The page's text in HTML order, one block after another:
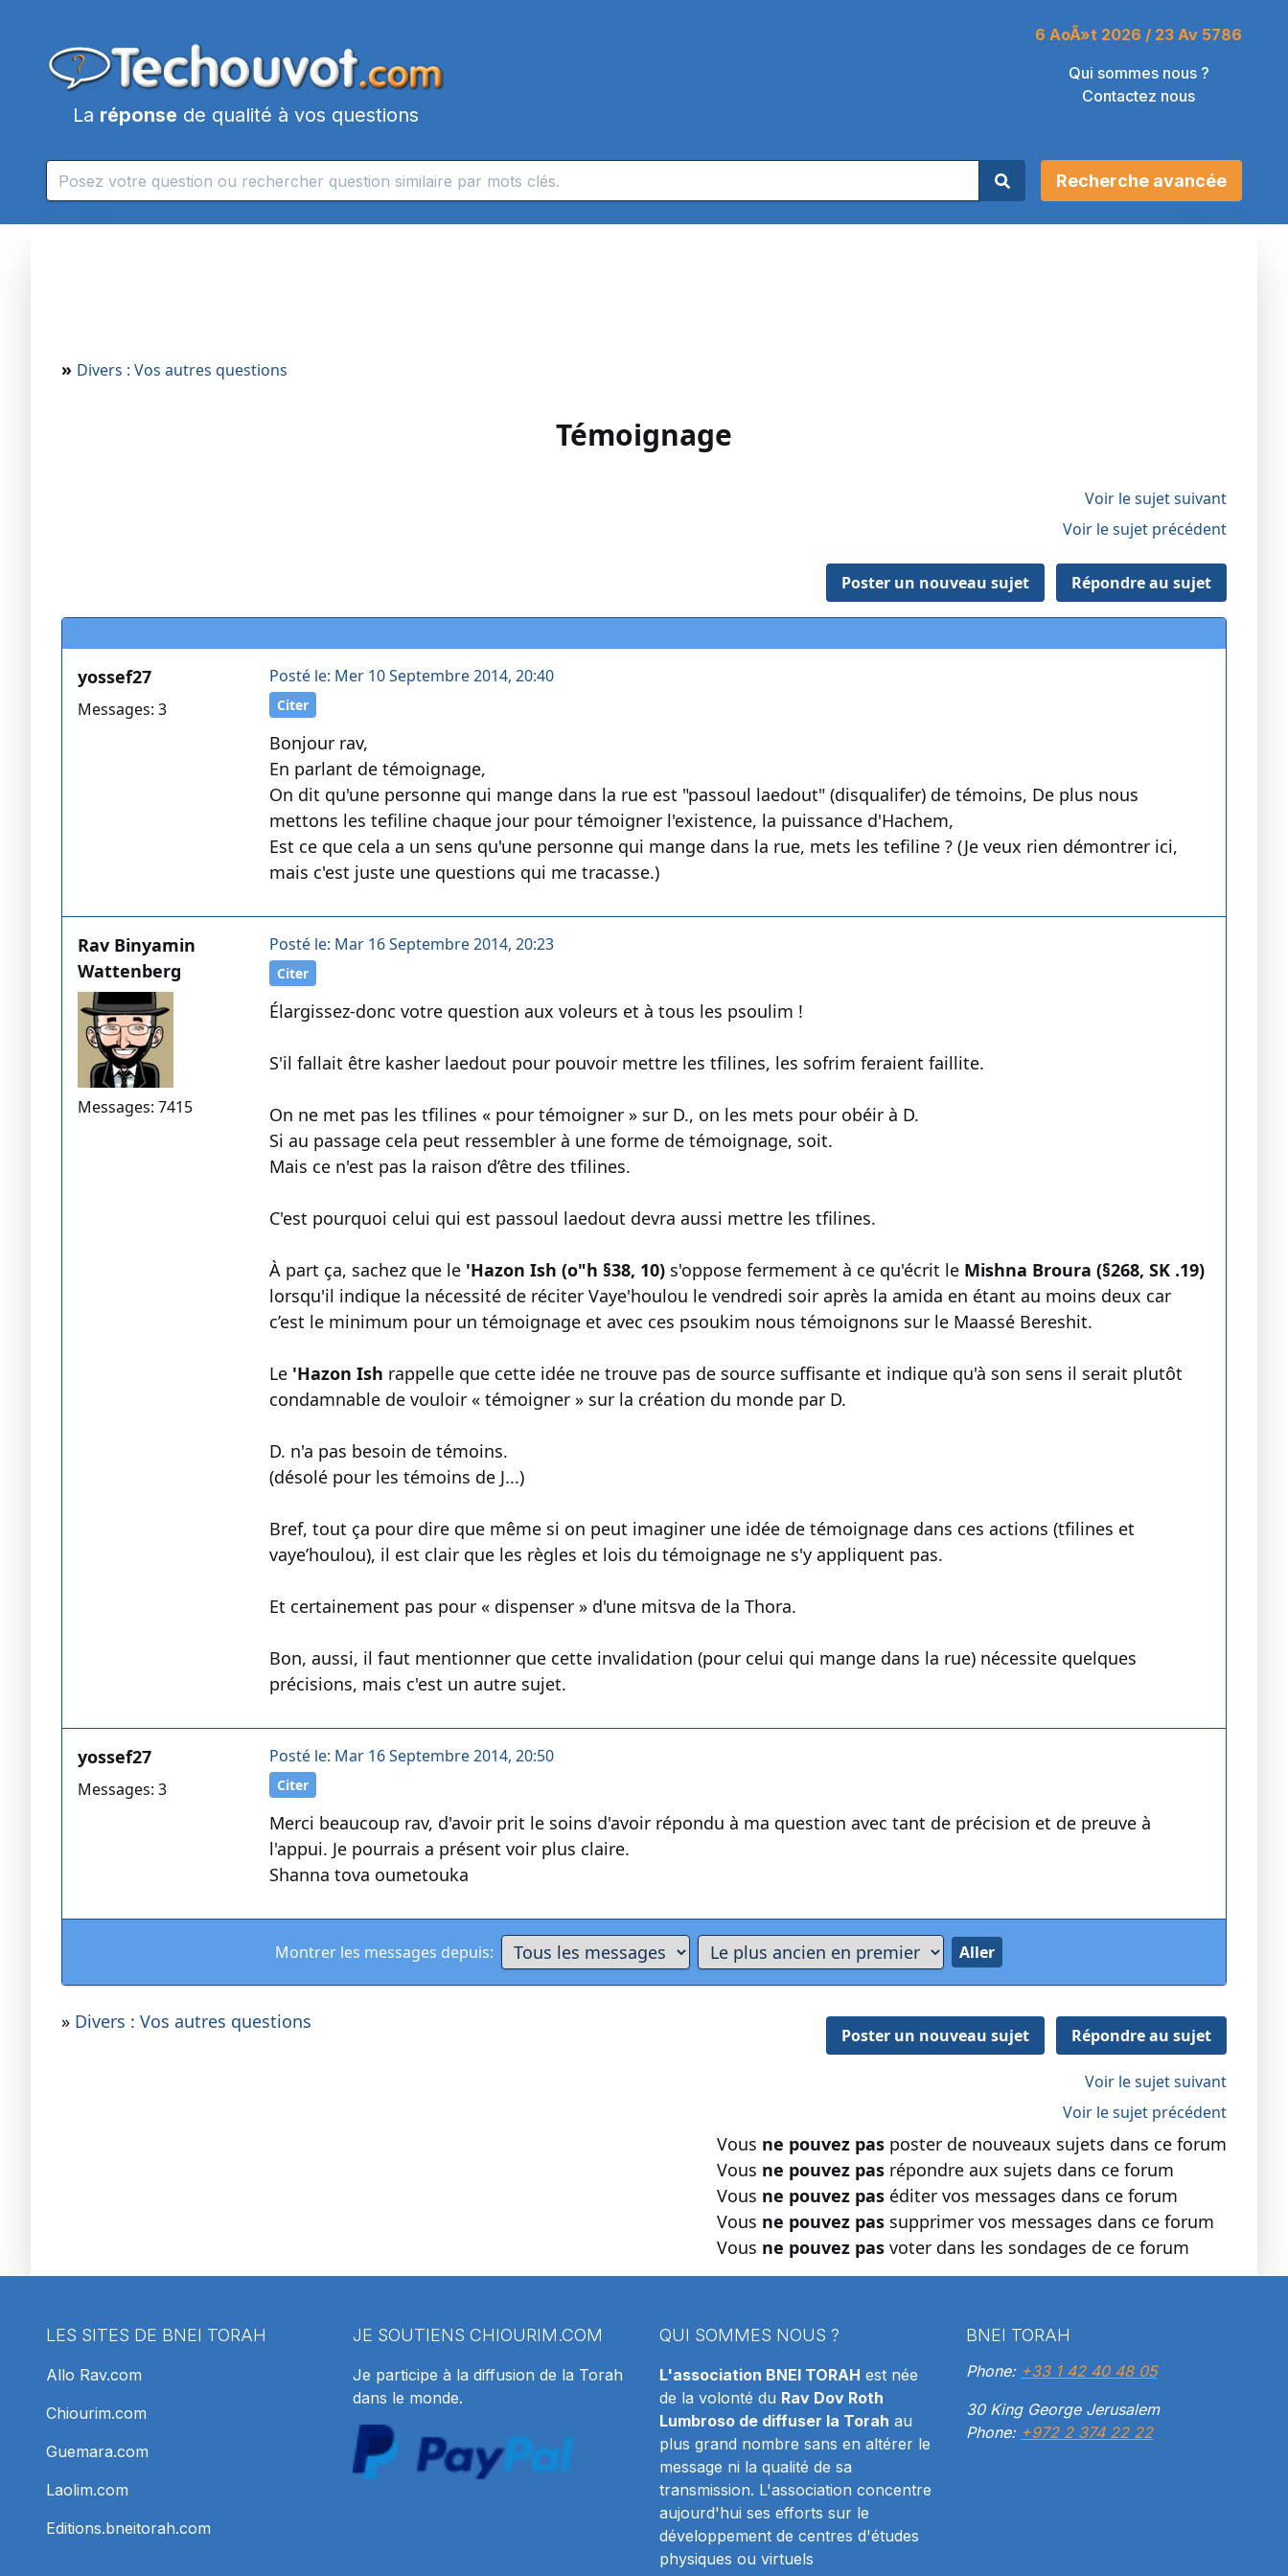
La réponse de qualité à vos questions
6 AoÃ»t 2026 / 23 Av 5786
Qui sommes nous ?
Contactez nous
Recherche avancée
» Divers : Vos autres questions
Témoignage
Voir le sujet suivant
Voir le sujet précédent
Poster un nouveau sujet Répondre au sujet
yossef27
Messages: 3
Posté le: Mer 10 Septembre 2014, 20:40
Citer
Bonjour rav,
En parlant de témoignage,
On dit qu'une personne qui mange dans la rue est "passoul laedout" (disqualifer) de témoins, De plus nous
mettons les tefiline chaque jour pour témoigner l'existence, la puissance d'Hachem,
Est ce que cela a un sens qu'une personne qui mange dans la rue, mets les tefiline ? (Je veux rien démontrer ici,
mais c'est juste une questions qui me tracasse.)
Rav Binyamin
Wattenberg
Messages: 7415
Posté le: Mar 16 Septembre 2014, 20:23
Citer
Élargissez-donc votre question aux voleurs et à tous les psoulim !
S'il fallait être kasher laedout pour pouvoir mettre les tfilines, les sofrim feraient faillite.
On ne met pas les tfilines « pour témoigner » sur D., on les mets pour obéir à D.
Si au passage cela peut ressembler à une forme de témoignage, soit.
Mais ce n'est pas la raison d’être des tfilines.
C'est pourquoi celui qui est passoul laedout devra aussi mettre les tfilines.
À part ça, sachez que le 'Hazon Ish (o"h §38, 10) s'oppose fermement à ce qu'écrit le Mishna Broura (§268, SK .19)
lorsqu'il indique la nécessité de réciter Vaye'houlou le vendredi soir après la amida en étant au moins deux car
c’est le minimum pour un témoignage et avec ces psoukim nous témoignons sur le Maassé Bereshit.
Le 'Hazon Ish rappelle que cette idée ne trouve pas de source suffisante et indique qu'à son sens il serait plutôt
condamnable de vouloir « témoigner » sur la création du monde par D.
D. n'a pas besoin de témoins.
(désolé pour les témoins de J...)
Bref, tout ça pour dire que même si on peut imaginer une idée de témoignage dans ces actions (tfilines et
vaye’houlou), il est clair que les règles et lois du témoignage ne s'y appliquent pas.
Et certainement pas pour « dispenser » d'une mitsva de la Thora.
Bon, aussi, il faut mentionner que cette invalidation (pour celui qui mange dans la rue) nécessite quelques
précisions, mais c'est un autre sujet.
yossef27
Messages: 3
Posté le: Mar 16 Septembre 2014, 20:50
Citer
Merci beaucoup rav, d'avoir prit le soins d'avoir répondu à ma question avec tant de précision et de preuve à
l'appui. Je pourrais a présent voir plus claire.
Shanna tova oumetouka
Montrer les messages depuis:
» Divers : Vos autres questions
Poster un nouveau sujet Répondre au sujet
Voir le sujet suivant
Voir le sujet précédent
Vous ne pouvez pas poster de nouveaux sujets dans ce forum
Vous ne pouvez pas répondre aux sujets dans ce forum
Vous ne pouvez pas éditer vos messages dans ce forum
Vous ne pouvez pas supprimer vos messages dans ce forum
Vous ne pouvez pas voter dans les sondages de ce forum
LES SITES DE BNEI TORAH
Allo Rav.com
Chiourim.com
Guemara.com
Laolim.com
Editions.bneitorah.com
JE SOUTIENS CHIOURIM.COM
Je participe à la diffusion de la Torah
dans le monde.
QUI SOMMES NOUS ?
L'association BNEI TORAH est née
de la volonté du Rav Dov Roth
Lumbroso de diffuser la Torah au
plus grand nombre sans en altérer le
message ni la qualité de sa
transmission. L'association concentre
aujourd'hui ses efforts sur le
développement de centres d'études
physiques ou virtuels
BNEI TORAH
Phone: +33 1 42 40 48 05
30 King George Jerusalem
Phone: +972 2 374 22 22